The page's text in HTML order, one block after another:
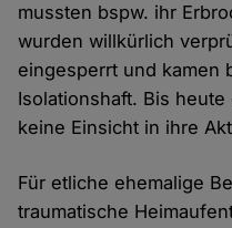
mussten bspw. ihr
wurden willkürlich
eingesperrt und kamen
Isolationshaft. Bis
keine Einsicht in ihre
Für etliche ehemalige
traumatische